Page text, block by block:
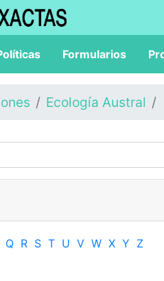
Formularios
Ecología Austral
Q R S T U V W X Y Z